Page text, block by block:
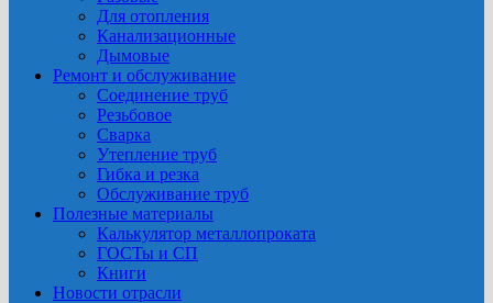
Для отопления
Канализационные
Дымовые
Ремонт и обслуживание
Соединение труб
Резьбовое
Сварка
Утепление труб
Гибка и резка
Обслуживание труб
Полезные материалы
Калькулятор металлопроката
ГОСТы и СП
Книги
Новости отрасли